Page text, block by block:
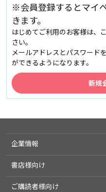
※会員登録するとマイ
きます。
はじめてご利用のお客様は、
さい。
メールアドレスとパスワード
ができるようになります。
企業情報
書店様向け
ご購読者様向け